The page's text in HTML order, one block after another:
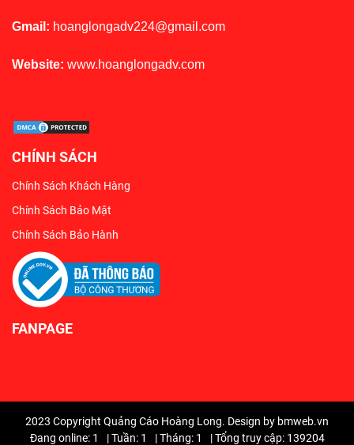
Gmail: hoanglongadv224@gmail.com
Website: www.hoanglongadv.com
CHÍNH SÁCH
Chính Sách Khách Hàng
Chính Sách Bảo Mật
Chính Sách Bảo Hành
FANPAGE
2023 Copyright Quảng Cáo Hoàng Long. Design by bmweb.vn
Đang online: 1
|Tuần: 1 |Tháng: 1 |Tổng truy cập: 139204